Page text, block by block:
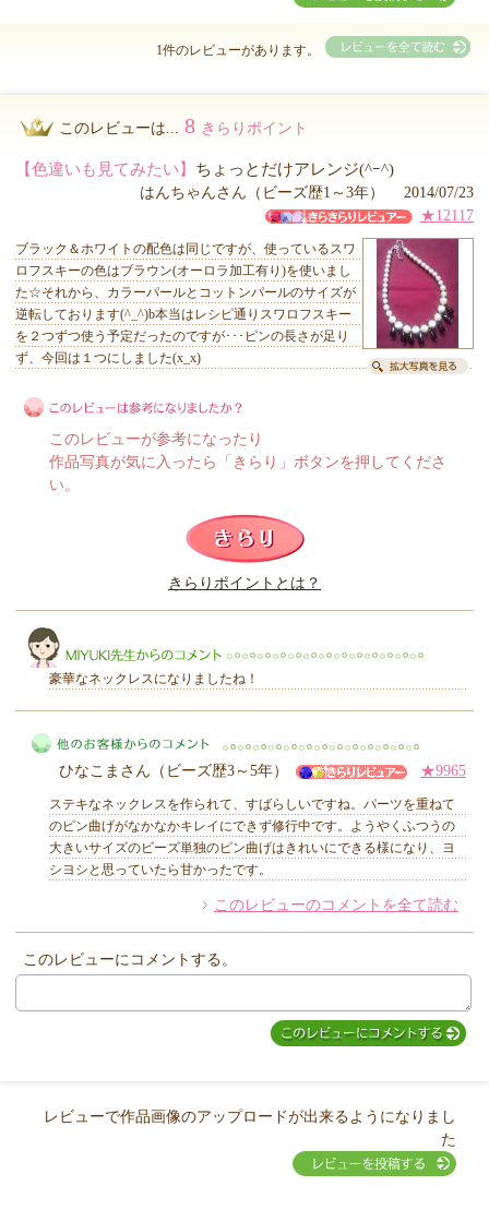
1件のレビューがあります。
このレビューは... 8 きらりポイント
【色違いも見てみたい】 ちょっとだけアレンジ(^ｰ^)
はんちゃんさん（ビーズ歴1～3年） 2014/07/23
★12117
ブラック＆ホワイトの配色は同じですが、使っているスワ
ロフスキーの色はブラウン(オーロラ加工有り)を使いまし
た☆それから、カラーパールとコットンパールのサイズが
逆転しております(^_^)b本当はレシピ通りスワロフスキー
を２つずつ使う予定だったのですが･･･ピンの長さが足り
ず、今回は１つにしました(x_x)
このレビューは参考になりましたか？
このレビューが参考になったり
作品写真が気に入ったら「きらり」ボタンを押してくださ
い。
きらりポイントとは？
豪華なネックレスになりましたね！
ひなこまさん（ビーズ歴3～5年） ★9965
ステキなネックレスを作られて、すばらしいですね。パーツを重ねて
のピン曲げがなかなかキレイにできず修行中です。ようやくふつうの
大きいサイズのビーズ単独のピン曲げはきれいにできる様になり、ヨ
シヨシと思っていたら甘かったです。
このレビューのコメントを全て読む
このレビューにコメントする。
レビューで作品画像のアップロードが出来るようになりまし
た